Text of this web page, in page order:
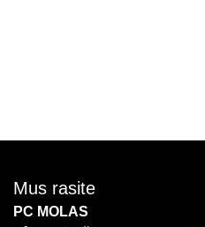
Mus rasite
PC MOLAS